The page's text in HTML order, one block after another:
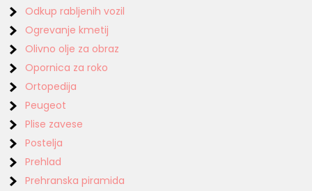
Odkup rabljenih vozil
Ogrevanje kmetij
Olivno olje za obraz
Opornica za roko
Ortopedija
Peugeot
Plise zavese
Postelja
Prehlad
Prehranska piramida